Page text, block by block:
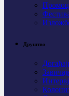
Друштво